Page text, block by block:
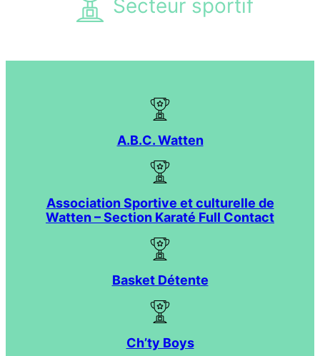
Secteur sportif
A.B.C. Watten
Association Sportive et culturelle de
Watten – Section Karaté Full Contact
Basket Détente
Ch’ty Boys